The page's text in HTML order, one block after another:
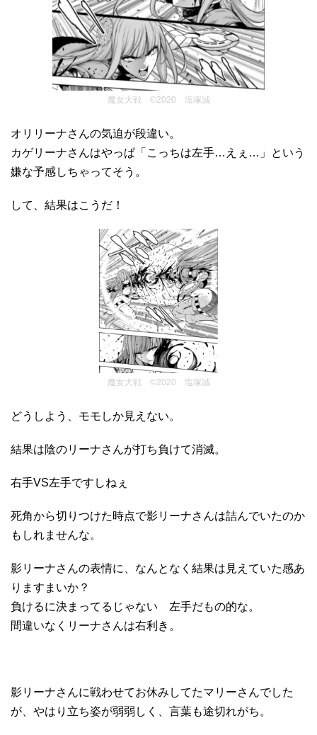
魔女大戦 ©2020 塩塚誠
オリリーナさんの気迫が段違い。
カゲリーナさんはやっぱ「こっちは左手…えぇ…」という
嫌な予感しちゃってそう。
して、結果はこうだ！
魔女大戦 ©2020 塩塚誠
どうしよう、モモしか見えない。
結果は陰のリーナさんが打ち負けて消滅。
右手VS左手ですしねぇ
死角から切りつけた時点で影リーナさんは詰んでいたのか
もしれませんな。
影リーナさんの表情に、なんとなく結果は見えていた感あ
りますまいか？
負けるに決まってるじゃない 左手だもの的な。
間違いなくリーナさんは右利き。
影リーナさんに戦わせてお休みしてたマリーさんでした
が、やはり立ち姿が弱弱しく、言葉も途切れがち。